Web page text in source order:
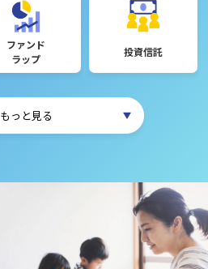
ファンド
ラップ
投資信託
もっと見る